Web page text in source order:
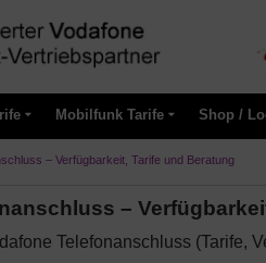
Mobilfunk Tarife Shop /
– Verfügbarkeit, Tarife und Beratung
–
Telefonanschluss (Tarife,